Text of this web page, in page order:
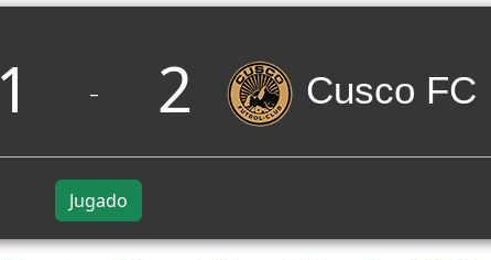
1 2 Cusco FC
Jugado